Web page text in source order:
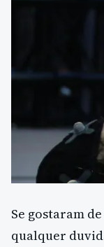
Se gostaram
qualquer